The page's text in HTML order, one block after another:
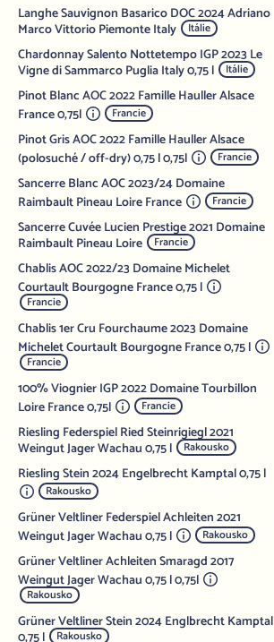
Langhe Sauvignon Basarico DOC 2024 Adriano
Marco Vittorio Piemonte Italy Itálie
Chardonnay Salento Nottetempo IGP 2023 Le
Vigne di Sammarco Puglia Italy 0,75 l Itálie
Pinot Blanc AOC 2022 Famille Hauller Alsace
France 0,75l
Francie
Pinot Gris AOC 2022 Famille Hauller Alsace
(polosuché / off-dry) 0,75 l 0,75l
Francie
Sancerre Blanc AOC 2023/24 Domaine
Raimbault Pineau Loire France
Francie
Sancerre Cuvée Lucien Prestige 2021 Domaine
Raimbault Pineau Loire Francie
Chablis AOC 2022/23 Domaine Michelet
Courtault Bourgogne France 0,75 l
Francie
Chablis 1er Cru Fourchaume 2023 Domaine
Michelet Courtault Bourgogne France 0,75 l
Francie
100% Viognier IGP 2022 Domaine Tourbillon
Loire France 0,75l
Francie
Riesling Federspiel Ried Steinrigiegl 2021
Weingut Jager Wachau 0,75 l Rakousko
Riesling Stein 2024 Engelbrecht Kamptal 0,75 l
Rakousko
Grüner Veltliner Federspiel Achleiten 2021
Weingut Jager Wachau 0,75 l
Rakousko
Grüner Veltliner Achleiten Smaragd 2017
Weingut Jager Wachau 0,75 l 0,75l
Rakousko
Grüner Veltliner Stein 2024 Englbrecht Kamptal
Rakousko